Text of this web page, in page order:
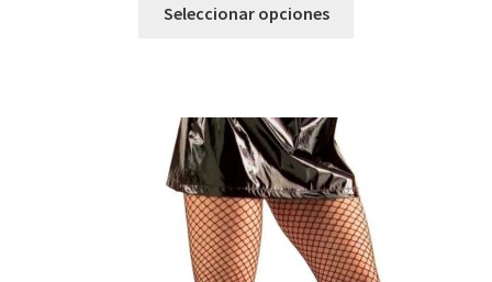
Seleccionar opciones
se
pueden
elegir
en